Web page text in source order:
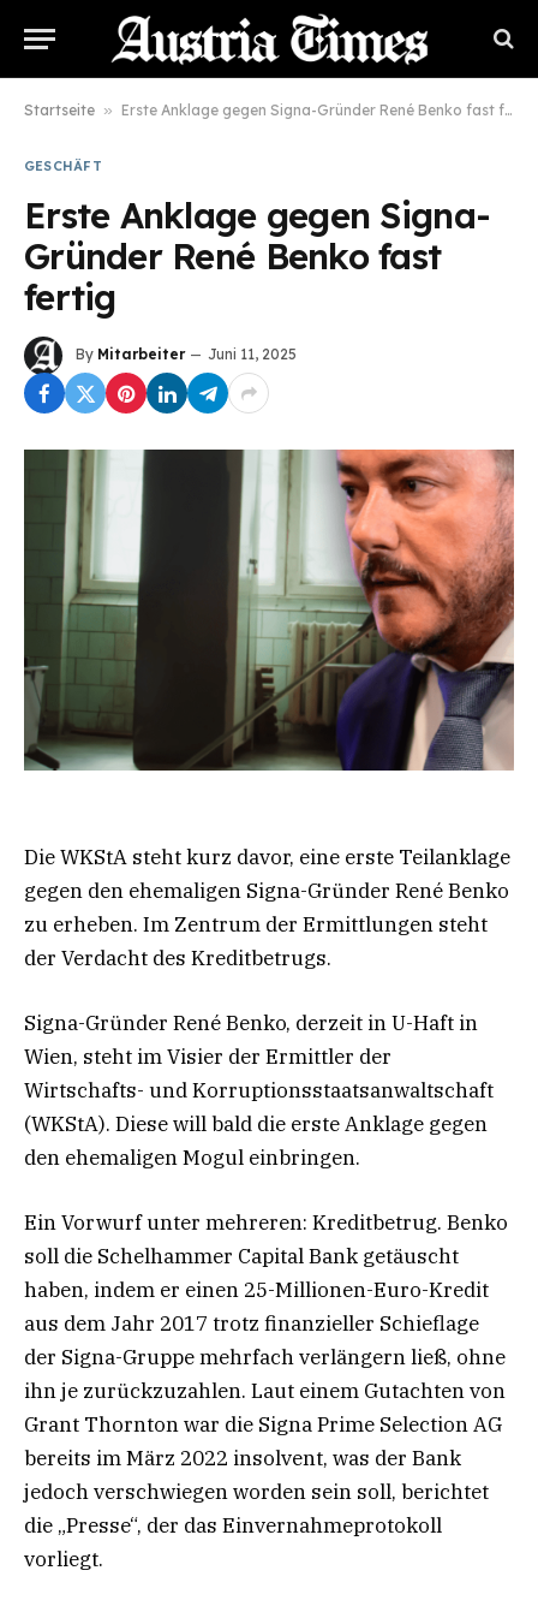
Startseite » Erste Anklage gegen Signa-Gründer René Benko fast fertig
GESCHÄFT
Erste Anklage gegen Signa-
Gründer René Benko fast
fertig
By Mitarbeiter Juni 11, 2025
Die WKStA steht kurz davor, eine erste Teilanklage
gegen den ehemaligen Signa-Gründer René Benko
zu erheben. Im Zentrum der Ermittlungen steht
der Verdacht des Kreditbetrugs.
Signa-Gründer René Benko, derzeit in U-Haft in
Wien, steht im Visier der Ermittler der
Wirtschafts- und Korruptionsstaatsanwaltschaft
(WKStA). Diese will bald die erste Anklage gegen
den ehemaligen Mogul einbringen.
Ein Vorwurf unter mehreren: Kreditbetrug. Benko
soll die Schelhammer Capital Bank getäuscht
haben, indem er einen 25-Millionen-Euro-Kredit
aus dem Jahr 2017 trotz finanzieller Schieflage
der Signa-Gruppe mehrfach verlängern ließ, ohne
ihn je zurückzuzahlen. Laut einem Gutachten von
Grant Thornton war die Signa Prime Selection AG
bereits im März 2022 insolvent, was der Bank
jedoch verschwiegen worden sein soll, berichtet
die „Presse“, der das Einvernahmeprotokoll
vorliegt.